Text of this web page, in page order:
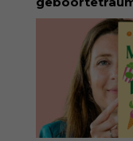
filosoof en
persoonlijke
onrecht en
praktijk van
begrijpen wat
en geboorte.